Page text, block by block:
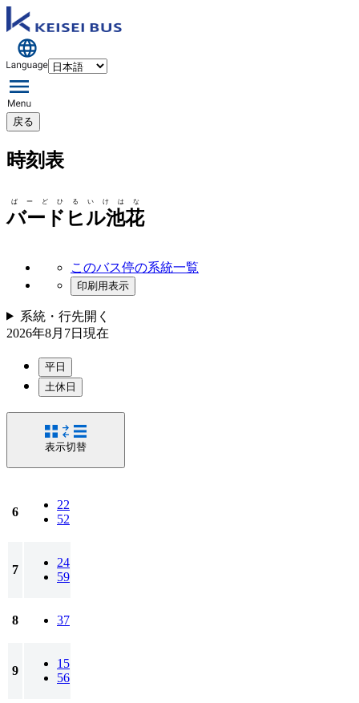
戻る
時刻表
バードヒル池花
ばーどひるいけはな
このバス停の系統一覧
印刷用表示
系統・行先開く
2026年8月7日 現在
平日
土休日
表示切替
6
22
52
7
24
59
8 37
9
15
56